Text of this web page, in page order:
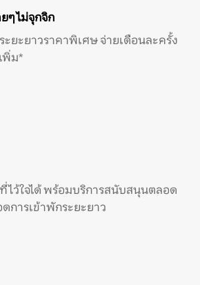
ๆ ไม่จุกจิก
ยะยาวราคาพิเศษ จ่ายเดือนละครั้ง
พิ่ม*
ไว้ใจได้ พร้อมบริการสนับสนุนตลอด
การเข้าพักระยะยาว